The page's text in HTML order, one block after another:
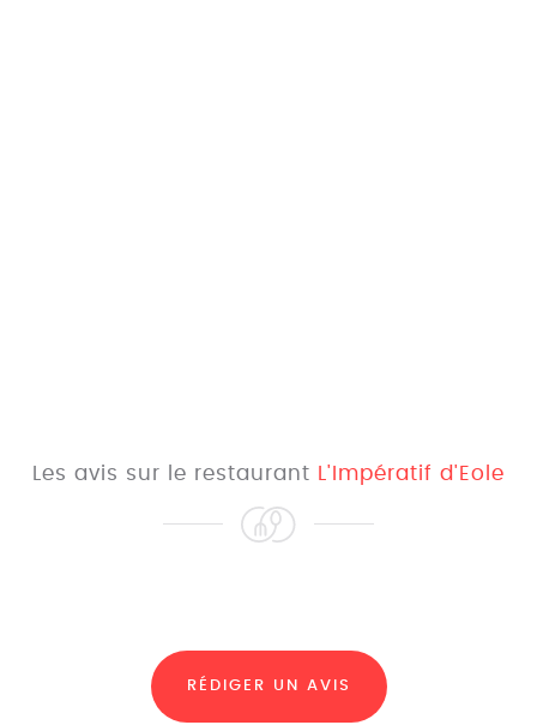
Les avis sur le restaurant L'Impératif d'Eole
RÉDIGER UN AVIS